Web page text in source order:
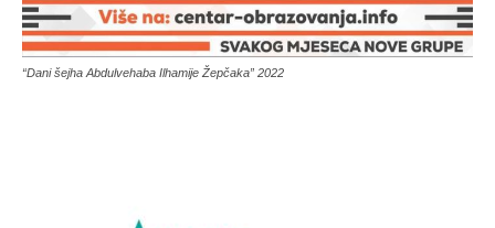
“Dani šejha Abdulvehaba Ilhamije Žepčaka” 2022